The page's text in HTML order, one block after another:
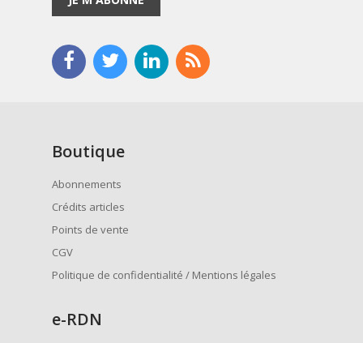
Boutique
Abonnements
Crédits articles
Points de vente
CGV
Politique de confidentialité / Mentions légales
e-RDN